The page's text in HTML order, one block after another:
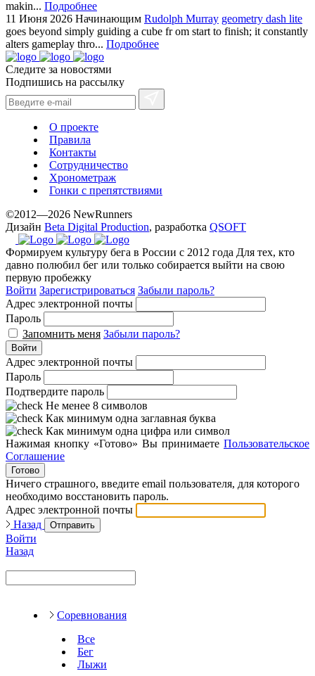
makin... Подробнее
11 Июня 2026 Начинающим Rudolph Murray geometry dash lite
goes beyond simply guiding a cube fr om start to finish; it constantly
alters gameplay thro... Подробнее
Следите за новостями
Подпишись на рассылку
О проекте
Правила
Контакты
Сотрудничество
Хронометраж
Гонки с препятствиями
©2012—2026 NewRunners
Дизайн Beta Digital Production, разработка QSOFT
Формируем культуру бега в России с 2012 года Для тех, кто
давно полюбил бег или только собирается выйти на свою
первую пробежку
Войти Зарегистрироваться Забыли пароль?
Адрес электронной почты
Пароль
Запомнить меня Забыли пароль?
Войти
Адрес электронной почты
Пароль
Подтвердите пароль
Не менее 8 символов
Как минимум одна заглавная буква
Как минимум одна цифра или символ
Нажимая кнопку «Готово» Вы принимаете Пользовательское
Соглашение
Готово
Ничего страшного, введите email пользователя, для которого
необходимо восстановить пароль.
Адрес электронной почты
Назад
Отправить
Войти
Назад
Соревнования
Все
Бег
Лыжи